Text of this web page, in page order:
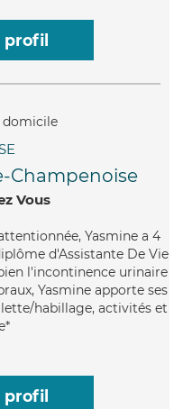
profil
Champenoise
Vous
Yasmine a 4
d'Assistante De Vie
l'incontinence urinaire
Yasmine apporte ses
habillage, activités et